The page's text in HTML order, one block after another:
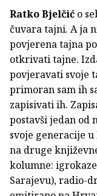
Ratko Bjelčić o
čuvara tajni. A ja
povjerena tajna
otkrivati tajne.
povjeravati svoje
primoran sam ih
zapisivati ih.
postavši jedan od
svoje generacije
na druge
kolumne:
Sarajevu), radio-